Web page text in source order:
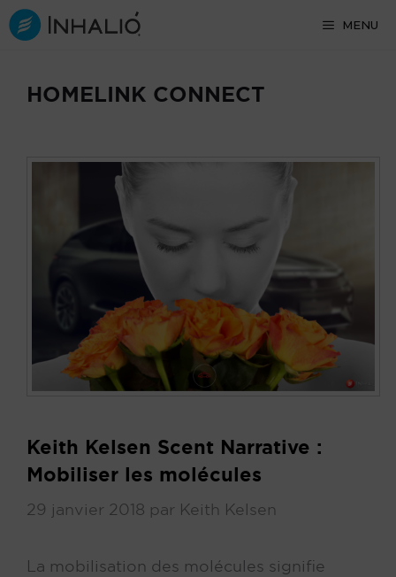
Skip
to
MENU
HOMELINK CONNECT
Keith Kelsen Scent Narrative :
Mobiliser les molécules
29 janvier 2018 par Keith Kelsen
La mobilisation des molécules signifie